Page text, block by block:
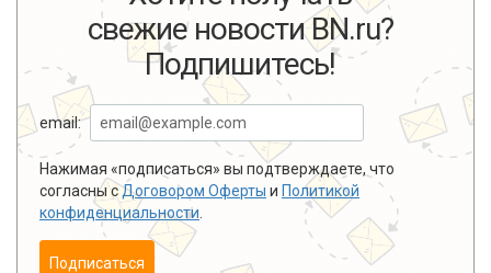
свежие новости BN.ru?
Подпишитесь!
email:
Нажимая «подписаться» вы подтверждаете, что
согласны сДоговором Оферты и Политикой
конфиденциальности
Подписаться